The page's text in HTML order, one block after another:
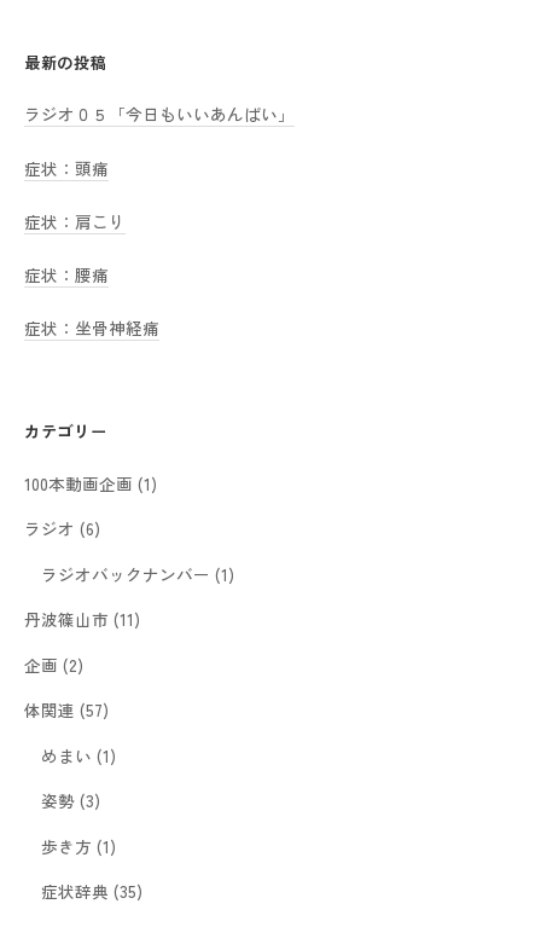
最新の投稿
ラジオ０５「今日もいいあんばい」
症状：頭痛
症状：肩こり
症状：腰痛
症状：坐骨神経痛
カテゴリー
100本動画企画 (1)
ラジオ (6)
ラジオバックナンバー (1)
丹波篠山市 (11)
企画 (2)
体関連 (57)
めまい (1)
姿勢(3)
歩き方 (1)
症状辞典 (35)